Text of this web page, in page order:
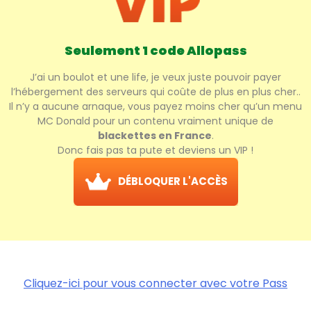
Seulement 1 code Allopass
J’ai un boulot et une life, je veux juste pouvoir payer
l’hébergement des serveurs qui coûte de plus en plus cher..
Il n’y a aucune arnaque, vous payez moins cher qu’un menu
MC Donald pour un contenu vraiment unique de
blackettes en France.
Donc fais pas ta pute et deviens un VIP !
DÉBLOQUER L'ACCÈS
Cliquez-ici pour vous connecter avec votre Pass